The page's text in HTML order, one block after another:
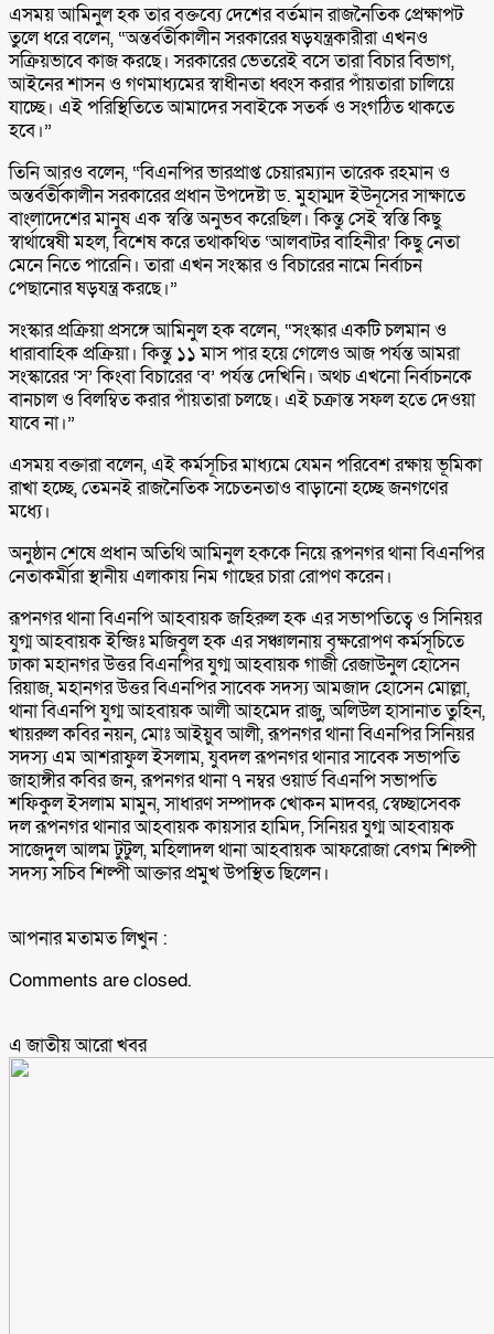
এসময় আমিনুল হক তার বক্তব্যে দেশের বর্তমান রাজনৈতিক প্রেক্ষাপট
তুলে ধরে বলেন, “অন্তর্বর্তীকালীন সরকারের ষড়যন্ত্রকারীরা এখনও
সক্রিয়ভাবে কাজ করছে। সরকারের ভেতরেই বসে তারা বিচার বিভাগ,
আইনের শাসন ও গণমাধ্যমের স্বাধীনতা ধ্বংস করার পাঁয়তারা চালিয়ে
যাচ্ছে। এই পরিস্থিতিতে আমাদের সবাইকে সতর্ক ও সংগঠিত থাকতে
হবে।”
তিনি আরও বলেন, “বিএনপির ভারপ্রাপ্ত চেয়ারম্যান তারেক রহমান ও
অন্তর্বর্তীকালীন সরকারের প্রধান উপদেষ্টা ড. মুহাম্মদ ইউনূসের সাক্ষাতে
বাংলাদেশের মানুষ এক স্বস্তি অনুভব করেছিল। কিন্তু সেই স্বস্তি কিছু
স্বার্থান্বেষী মহল, বিশেষ করে তথাকথিত ‘আলবাটর বাহিনীর’ কিছু নেতা
মেনে নিতে পারেনি। তারা এখন সংস্কার ও বিচারের নামে নির্বাচন
পেছানোর ষড়যন্ত্র করছে।”
সংস্কার প্রক্রিয়া প্রসঙ্গে আমিনুল হক বলেন, “সংস্কার একটি চলমান ও
ধারাবাহিক প্রক্রিয়া। কিন্তু ১১ মাস পার হয়ে গেলেও আজ পর্যন্ত আমরা
সংস্কারের ‘স’ কিংবা বিচারের ‘ব’ পর্যন্ত দেখিনি। অথচ এখনো নির্বাচনকে
বানচাল ও বিলম্বিত করার পাঁয়তারা চলছে। এই চক্রান্ত সফল হতে দেওয়া
যাবে না।”
এসময় বক্তারা বলেন, এই কর্মসূচির মাধ্যমে যেমন পরিবেশ রক্ষায় ভূমিকা
রাখা হচ্ছে, তেমনই রাজনৈতিক সচেতনতাও বাড়ানো হচ্ছে জনগণের
মধ্যে।
অনুষ্ঠান শেষে প্রধান অতিথি আমিনুল হককে নিয়ে রূপনগর থানা বিএনপির
নেতাকর্মীরা স্থানীয় এলাকায় নিম গাছের চারা রোপণ করেন।
রূপনগর থানা বিএনপি আহবায়ক জহিরুল হক এর সভাপতিত্বে ও সিনিয়র
যুগ্ম আহবায়ক ইন্জিঃ মজিবুল হক এর সঞ্চালনায় বৃক্ষরোপণ কর্মসূচিতে
ঢাকা মহানগর উত্তর বিএনপির যুগ্ম আহবায়ক গাজী রেজাউনুল হোসেন
রিয়াজ, মহানগর উত্তর বিএনপির সাবেক সদস্য আমজাদ হোসেন মোল্লা,
থানা বিএনপি যুগ্ম আহবায়ক আলী আহমেদ রাজু, অলিউল হাসানাত তুহিন,
খায়রুল কবির নয়ন, মোঃ আইয়ুব আলী, রূপনগর থানা বিএনপির সিনিয়র
সদস্য এম আশরাফুল ইসলাম, যুবদল রূপনগর থানার সাবেক সভাপতি
জাহাঙ্গীর কবির জন, রূপনগর থানা ৭ নম্বর ওয়ার্ড বিএনপি সভাপতি
শফিকুল ইসলাম মামুন, সাধারণ সম্পাদক খোকন মাদবর, স্বেচ্ছাসেবক
দল রূপনগর থানার আহবায়ক কায়সার হামিদ, সিনিয়র যুগ্ম আহবায়ক
সাজেদুল আলম টুটুল, মহিলাদল থানা আহবায়ক আফরোজা বেগম শিল্পী
সদস্য সচিব শিল্পী আক্তার প্রমুখ উপস্থিত ছিলেন।
আপনার মতামত লিখুন :
Comments are closed.
এ জাতীয় আরো ‍খবর